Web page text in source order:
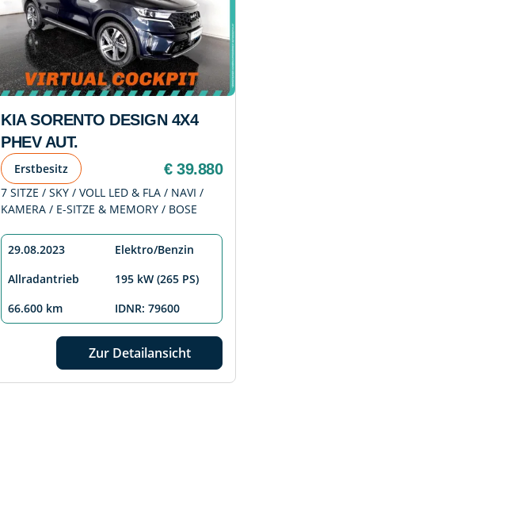
KIA SORENTO DESIGN 4X4
PHEV AUT.
Erstbesitz € 39.880
7 SITZE / SKY / VOLL LED & FLA / NAVI /
KAMERA / E-SITZE & MEMORY / BOSE
29.08.2023
Elektro/Benzin
Allradantrieb
195 kW (265 PS)
66.600 km
IDNR: 79600
Zur Detailansicht